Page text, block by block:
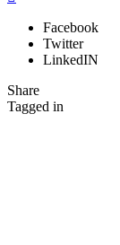
Facebook
Twitter
LinkedIN
Share
Tagged in